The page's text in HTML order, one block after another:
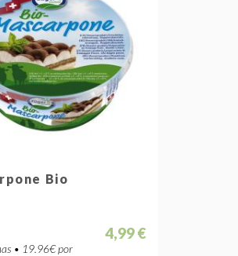
Bio
• 19.96€ por
4,99 €